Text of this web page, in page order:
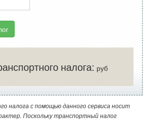
налога:руб
налога с помощью данного сервиса носит
Поскольку транспортный налог